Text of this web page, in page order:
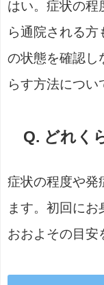
はい。症状の程
ら通院される方
の状態を確認し
らす方法につい
Q. どれく
症状の程度や発
ます。初回に
おおよその目安